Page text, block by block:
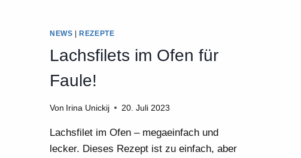
NEWS REZEPTE
Lachsfilets im Ofen für
Faule!
Von Irina Unickij 20. Juli 2023
Lachsfilet im Ofen – megaeinfach und
lecker. Dieses Rezept ist zu einfach, aber